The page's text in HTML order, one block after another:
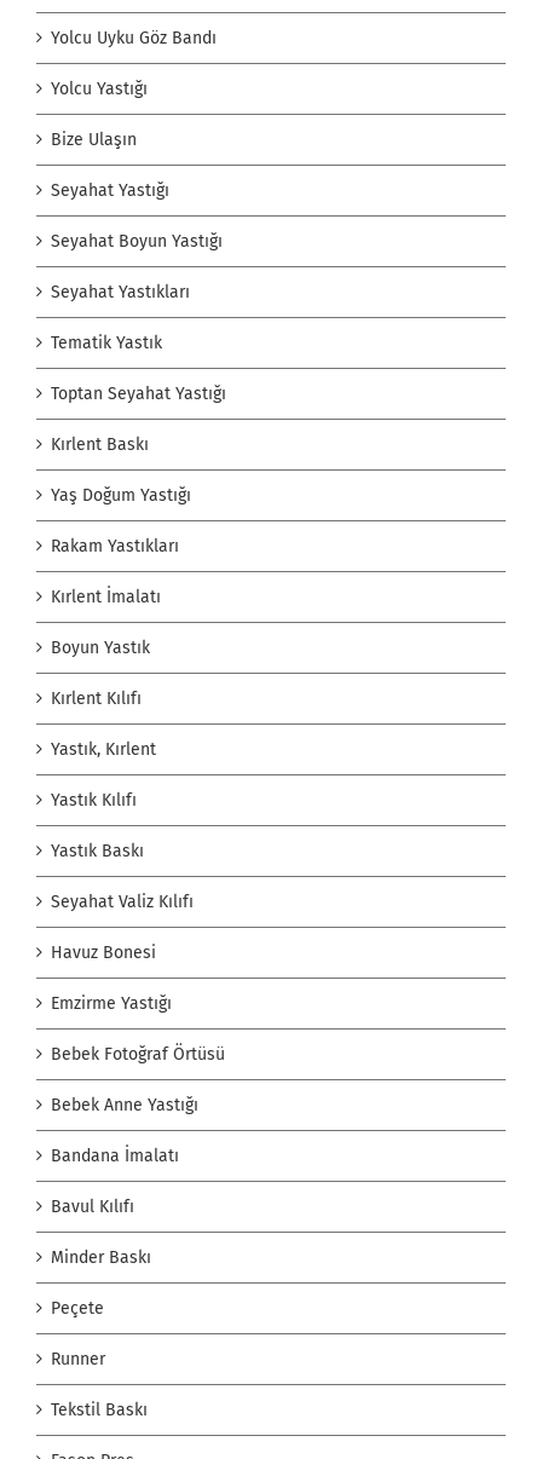
Yolcu Uyku Göz Bandı
Yolcu Yastığı
Bize Ulaşın
Seyahat Yastığı
Seyahat Boyun Yastığı
Seyahat Yastıkları
Tematik Yastık
Toptan Seyahat Yastığı
Kırlent Baskı
Yaş Doğum Yastığı
Rakam Yastıkları
Kırlent İmalatı
Boyun Yastık
Kırlent Kılıfı
Yastık, Kırlent
Yastık Kılıfı
Yastık Baskı
Seyahat Valiz Kılıfı
Havuz Bonesi
Emzirme Yastığı
Bebek Fotoğraf Örtüsü
Bebek Anne Yastığı
Bandana İmalatı
Bavul Kılıfı
Minder Baskı
Peçete
Runner
Tekstil Baskı